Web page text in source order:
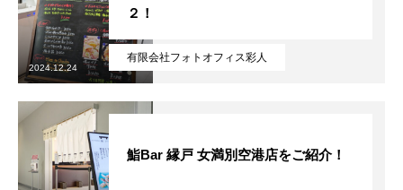
有限会社フォトオフィス彩人
２！
2024.12.24
鮨Bar 縁戸 女満別空港店をご紹介！